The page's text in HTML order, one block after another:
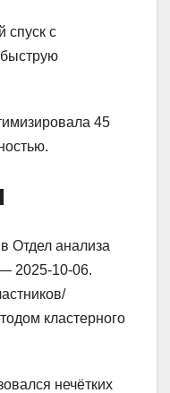
спуск с
45
Отдел анализа
2025-10-06.
кластерного
нечётких